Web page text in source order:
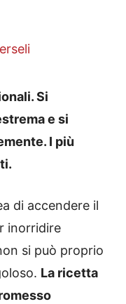
Si
e si
I più
di accendere il
inorridire
si può proprio
La ricetta